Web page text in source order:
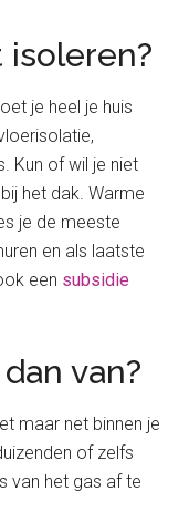
isoleren?
je heel je huis
Kun of wil je niet
het dak. Warme
je de meeste
en als laatste
een subsidie
van?
maar net binnen je
of zelfs
van het gas af te